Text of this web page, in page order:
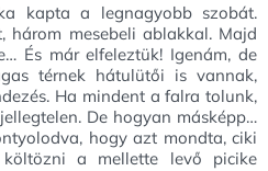
kapta a legnagyobb szobát.
három mesebeli ablakkal. Majd
És már elfeleztük! Igenám, de
térnek hátulütői is vannak,
Ha mindent a falra tolunk,
De hogyan másképp…
hogy azt mondta, ciki
a mellette levő picike